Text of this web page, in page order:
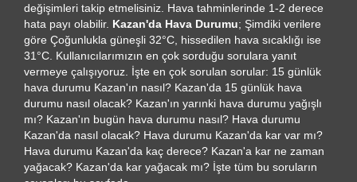
değişimleri takip etmelisiniz. Hava tahminlerinde 1-2 derece
hata payı olabilir. Kazan'da Hava Durumu; Şimdiki verilere
göre Çoğunlukla güneşli 32°C, hissedilen hava sıcaklığı ise
31°C. Kullanıcılarımızın en çok sorduğu sorulara yanıt
vermeye çalışıyoruz. İşte en çok sorulan sorular: 15 günlük
hava durumu Kazan'ın nasıl? Kazan'da 15 günlük hava
durumu nasıl olacak? Kazan'ın yarınki hava durumu yağışlı
mı? Kazan'ın bugün hava durumu nasıl? Hava durumu
Kazan'da nasıl olacak? Hava durumu Kazan'da kar var mı?
Hava durumu Kazan'da kaç derece? Kazan'a kar ne zaman
yağacak? Kazan'da kar yağacak mı? İşte tüm bu soruların